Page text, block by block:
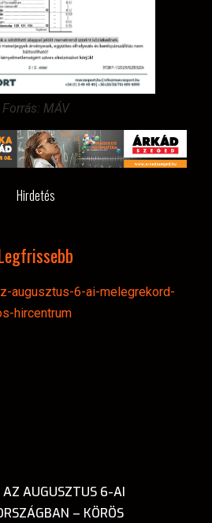
Forrás: MÁV
Hirdetés
AZ AUGUSZTUS 6-AI
– KÖRÖS